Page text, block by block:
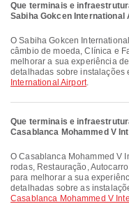
Que terminais e
Sabiha Gokcen International
O Sabiha Gokcen International Airport oferece Área de espera, Serviço de
câmbio de moeda, Clínica e
melhorar a sua experiência
detalhadas sobre instalações
International Airport.
Que terminais e
Casablanca Mohammed V
O Casablanca Mohammed V International Airport oferece Cadeira de
rodas, Restauração,
para melhorar a sua
detalhadas sobre as
Casablanca Mohammed V